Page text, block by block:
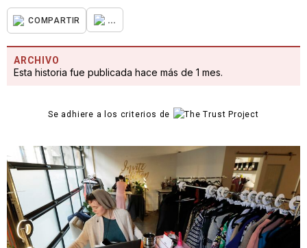
COMPARTIR ...
ARCHIVO
Esta historia fue publicada hace más de 1 mes.
Se adhiere a los criterios de